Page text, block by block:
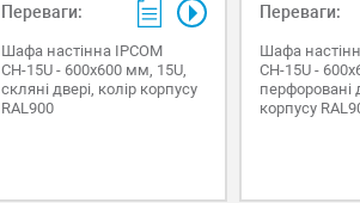
Переваги:
Шафа настінна IPCOM
СН-15U - 600x600 мм, 15U,
скляні двері, колір корпусу
RAL900
Переваги:
Шафа
СН-15U -
перфоровані
корпусу